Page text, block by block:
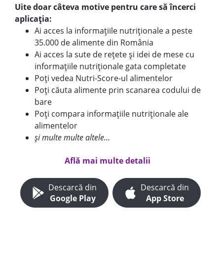
Uite doar câteva motive pentru care să încerci
aplicația:
Ai acces la informațiile nutriționale a peste
35.000 de alimente din România
Ai acces la sute de rețete și idei de mese cu
informațiile nutriționale gata completate
Poți vedea Nutri-Score-ul alimentelor
Poți căuta alimente prin scanarea codului de
bare
Poți compara informațiile nutriționale ale
alimentelor
și multe multe altele...
Află mai multe detalii
Descarcă din
Google Play
Descarcă din
App Store